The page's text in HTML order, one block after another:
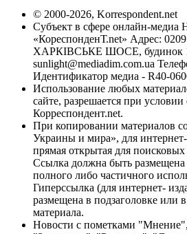
© 2000-2026, Korrespondent.net
Субъект в сфере онлайн-медиа
«КореспонденТ.net» Адрес:
ХАРКІВСЬКЕ ШОСЕ, будинок
sunlight@mediadim.com.ua
Идентификатор медиа - R40-
Использование любых
сайте, разрешается при
Корреспондент.net.
При копировании материалов
Украины и мира», для интернет-
прямая открытая для
Ссылка должна быть размещена
полного либо частичного
Гиперссылка (для интернет-
размещена в подзаголовке или
материала.
Новости с пометками